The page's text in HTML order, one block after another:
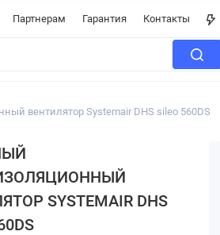
Партнерам Гарантия Контакты
вентилятор Systemair DHS sileo 560DS
SYSTEMAIR DHS